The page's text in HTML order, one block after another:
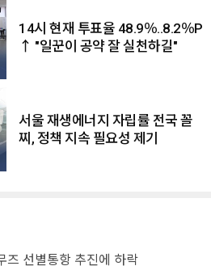
14시 현재 투표율 48.9％..8.2％P
↑ "일꾼이 공약 잘 실천하길"
서울 재생에너지 자립률 전국 꼴
찌, 정책 지속 필요성 제기
즈 선별통항 추진에 하락